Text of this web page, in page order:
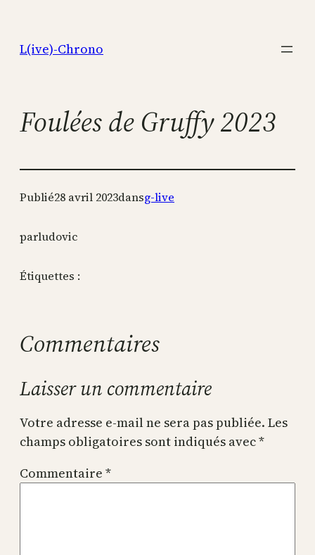
contenu
L(ive)-Chrono
Foulées de Gruffy 2023
Publié28 avril 2023dansg-live
parludovic
Étiquettes :
Commentaires
Laisser un commentaire
Votre adresse e-mail ne sera pas publiée. Les
champs obligatoires sont indiqués avec*
Commentaire *